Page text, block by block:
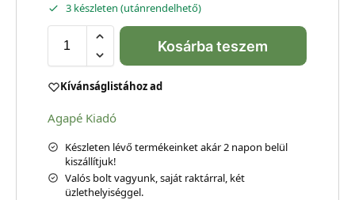
3 készleten (utánrendelhető)
Kosárba teszem
Kívánságlistához ad
Agapé Kiadó
Készleten lévő termékeinket akár 2 napon belül
kiszállítjuk!
Valós bolt vagyunk, saját raktárral, két
üzlethelyiséggel.